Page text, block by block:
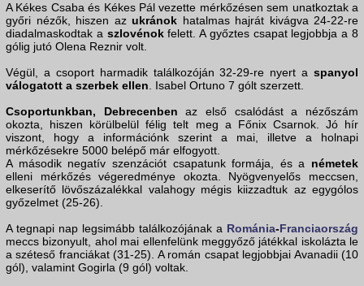
A Kékes Csaba és Kékes Pál vezette mérkőzésen sem unatkoztak a
győri nézők, hiszen az ukránok hatalmas hajrát kivágva 24-22-re
diadalmaskodtak a szlovénokfelett. A győztes csapat legjobbja a 8
gólig jutó Olena Reznir volt.
Végül, a csoport harmadik találkozóján 32-29-re nyert a spanyol
válogatott a szerbek ellen . Isabel Ortuno 7 gólt szerzett.
Csoportunkban, Debrecenben az első csalódást a nézőszám
okozta, hiszen körülbelül félig telt meg a Főnix Csarnok. Jó hír
viszont, hogy a információnk szerint a mai, illetve a holnapi
mérkőzésekre 5000 belépő már elfogyott.
A második negatív szenzációt csapatunk formája, és a németek
elleni mérkőzés végeredménye okozta. Nyögvenyelős meccsen,
elkeserítő lövőszázalékkal valahogy mégis kiizzadtuk az egygólos
győzelmet (25-26).
A tegnapi nap legsimább találkozójának a Románia-Franciaország
meccs bizonyult, ahol mai ellenfelünk meggyőző játékkal iskolázta le
a széteső franciákat (31-25). A román csapat legjobbjai Avanadii (10
gól), valamint Gogirla (9 gól) voltak.